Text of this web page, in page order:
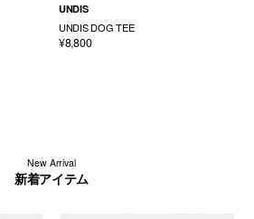
UNDIS
UNDIS DOG TEE
¥8,800
New Arrival
新着アイテム